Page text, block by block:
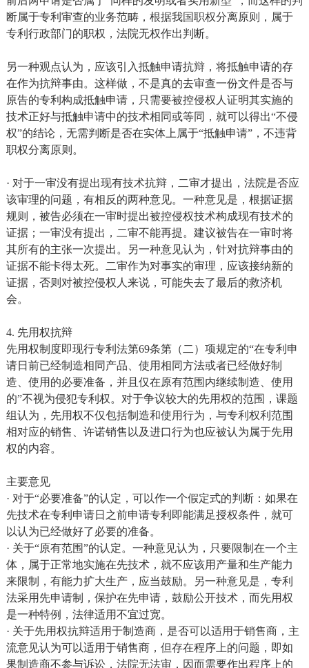
断属于专利审查的业务范畴，根据我国职权分离原则，属于
专利行政部门的职权，法院无权作出判断。
另一种观点认为，应该引入抵触申请抗辩，将抵触申请的存
在作为抗辩事由。这样做，不是真的去审查一份文件是否与
原告的专利构成抵触申请，只需要被控侵权人证明其实施的
技术正好与抵触申请中的技术相同或等同，就可以得出“不侵
权”的结论，无需判断是否在实体上属于“抵触申请”，不违背
职权分离原则。
· 对于一审没有提出现有技术抗辩，二审才提出，法院是否应
该审理的问题，有相反的两种意见。一种意见是，根据证据
规则，被告必须在一审时提出被控侵权技术构成现有技术的
证据；一审没有提出，二审不能再提。建议被告在一审时将
其所有的主张一次提出。另一种意见认为，针对抗辩事由的
证据不能卡得太死。二审作为对事实的审理，应该接纳新的
证据，否则对被控侵权人来说，可能失去了最后的救济机
会。
4. 先用权抗辩
先用权制度即现行专利法第69条第（二）项规定的“在专利申
请日前已经制造相同产品、使用相同方法或者已经做好制
造、使用的必要准备，并且仅在原有范围内继续制造、使用
的”不视为侵犯专利权。对于争议较大的先用权的范围，课题
组认为，先用权不仅包括制造和使用行为，与专利权利范围
相对应的销售、许诺销售以及进口行为也应被认为属于先用
权的内容。
主要意见
· 对于“必要准备”的认定，可以作一个假定式的判断：如果在
先技术在专利申请日之前申请专利即能满足授权条件，就可
以认为已经做好了必要的准备。
· 关于“原有范围”的认定。一种意见认为，只要限制在一个主
体，属于正常地实施在先技术，就不应该用产量和生产能力
来限制，有能力扩大生产，应当鼓励。另一种意见是，专利
法采用先申请制，保护在先申请，鼓励公开技术，而先用权
是一种特例，法律适用不宜过宽。
· 关于先用权抗辩适用于制造商，是否可以适用于销售商，主
流意见认为可以适用于销售商，但存在程序上的问题，即如
果制造商不参与诉讼，法院无法审，因而需要作出程序上的